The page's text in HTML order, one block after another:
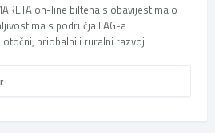
on-line biltena s obavijestima o
s područja LAG-a
priobalni i ruralni razvoj